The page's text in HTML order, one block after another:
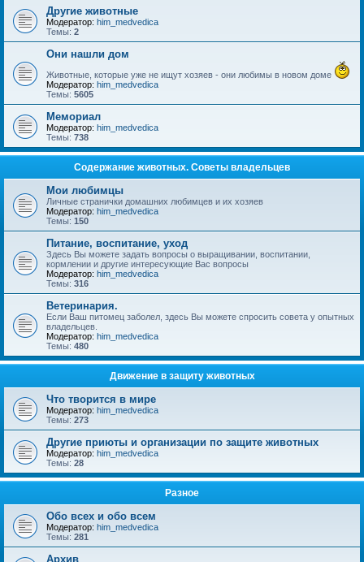
Другие животные
Модератор: him_medvedica
Темы: 2
Они нашли дом
Животные, которые уже не ищут хозяев - они любимы в новом доме
Модератор: him_medvedica
Темы: 5605
Мемориал
Модератор: him_medvedica
Темы: 738
Содержание животных. Советы владельцев
Мои любимцы
Личные странички домашних любимцев и их хозяев
Модератор: him_medvedica
Темы: 150
Питание, воспитание, уход
Здесь Вы можете задать вопросы о выращивании, воспитании,
кормлении и другие интересующие Вас вопросы
Модератор: him_medvedica
Темы: 316
Ветеринария.
Если Ваш питомец заболел, здесь Вы можете спросить совета у опытных
владельцев.
Модератор: him_medvedica
Темы: 480
Движение в защиту животных
Что творится в мире
Модератор: him_medvedica
Темы: 273
Другие приюты и организации по защите животных
Модератор: him_medvedica
Темы: 28
Разное
Обо всех и обо всем
Модератор: him_medvedica
Темы: 281
Архив